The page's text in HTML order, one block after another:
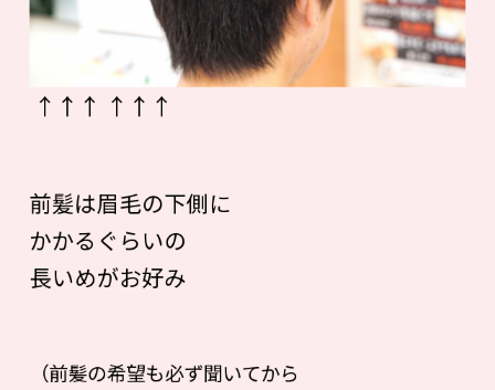
↑↑↑ ↑↑↑
前髪は眉毛の下側に
かかるぐらいの
長いめがお好み
（前髪の希望も必ず聞いてから